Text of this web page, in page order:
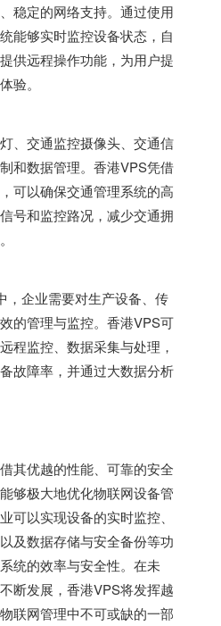
稳定的网络支持。通过使用
能够实时监控设备状态，自
供远程操作功能，为用户提
验。
、交通监控摄像头、交通信
和数据管理。香港VPS凭借
可以确保交通管理系统的高
号和监控路况，减少交通拥
，企业需要对生产设备、传
的管理与监控。香港VPS可
程监控、数据采集与处理，
故障率，并通过大数据分析
其优越的性能、可靠的安全
够极大地优化物联网设备管
可以实现设备的实时监控、
及数据存储与安全备份等功
统的效率与安全性。在未
断发展，香港VPS将发挥越
联网管理中不可或缺的一部